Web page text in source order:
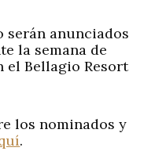
serán anunciados
la semana de
el Bellagio Resort
los nominados y
.